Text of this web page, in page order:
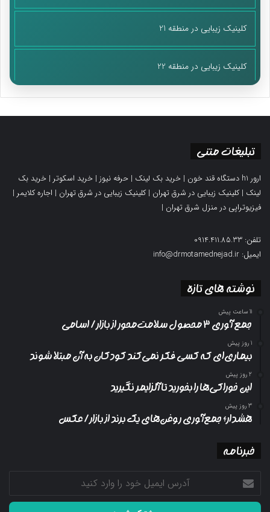
کلینیک زیبایی در منطقه 21
کلینیک زیبایی در منطقه 22
تبلیغات متنی
ارور h1 دستگاه قند خون | خرید بک لینک | حرفه نیوز | خرید اسکوتر | خرید بک
لینک |کلینیک زیبایی در شرق تهران |کلینیک زیبایی در شرق تهران | اجاره کلایمر |
فیزیوتراپی در منزل شرق تهران |
تلفن: 0914.411.85.33
ایمیل: info@drmotamednejad.ir
نوشته های تازه
11 ساعت پیش
جمع آوری ۳ محصول سلامت‌محور از بازار/ اسامی
1 روز پیش
بیماری‌ای که کسی فکر نمی‌کند کودکان به آن مبتلا شوند
2 روز پیش
این خوراکی‌ها را بخورید تا آلزایمر نگیرید
3 روز پیش
هشدار؛ جمع‌آوری روغن‌های یک برند از بازار/ عکس
خبرنامه
آدرس
ایمیل
خود